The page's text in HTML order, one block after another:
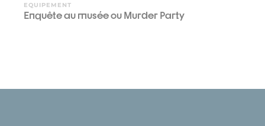
EQUIPEMENT
Enquête au musée ou Murder Party